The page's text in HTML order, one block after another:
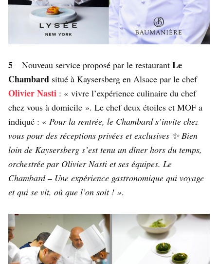
5 – Nouveau service proposé par le restaurant Le
Chambard situé à Kaysersberg en Alsace par le chef
Olivier Nasti : « vivre l’expérience culinaire du chef
chez vous à domicile ». Le chef deux étoiles et MOF a
indiqué : « Pour la rentrée, le Chambard s’invite chez
vous pour des réceptions privées et exclusives ✨ Bien
loin de Kaysersberg s’est tenu un dîner hors du temps,
orchestrée par Olivier Nasti et ses équipes. Le
Chambard – Une expérience gastronomique qui voyage
et qui se vit, où que l’on soit ! ».